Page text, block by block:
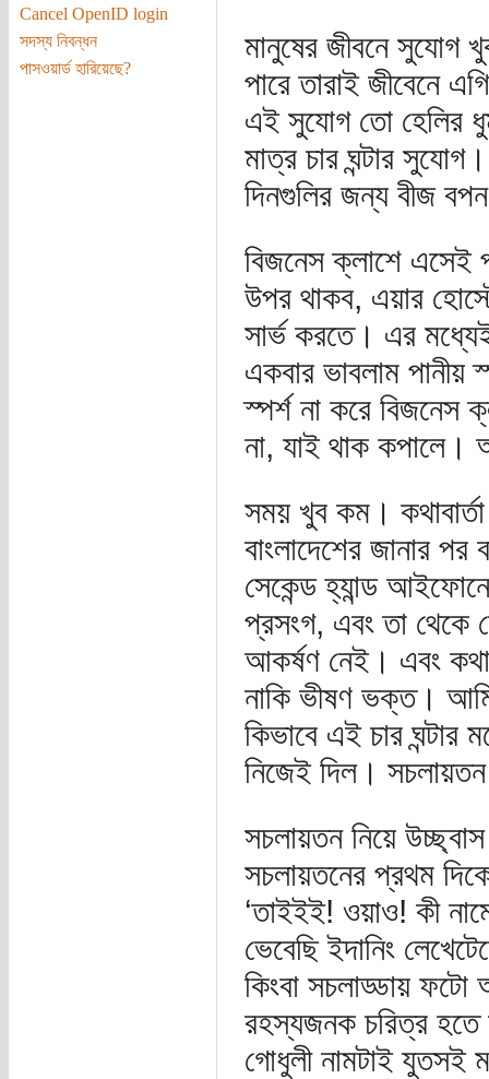
Cancel OpenID login
সদস্য নিবন্ধন
পাসওয়ার্ড হারিয়েছে?
মানুষের জীবনে সুযোগ
পারে তারাই জীবেনে
এই সুযোগ তো হেলির
মাত্র চার ঘন্টার
দিনগুলির জন্য বীজ
বিজনেস ক্লাশে এসেই
উপর থাকব, এয়ার
সার্ভ করতে। এর
একবার ভাবলাম পানীয়
স্পর্শ না করে বিজনেস
না, যাই থাক
সময় খুব কম।
বাংলাদেশের জানার পর
সেকেন্ড হ্যান্ড
প্রসংগ, এবং তা থেকে
আকর্ষণ নেই। এবং
নাকি ভীষণ ভক্ত।
কিভাবে এই চার ঘন্টার
নিজেই দিল।
সচলায়তন নিয়ে
সচলায়তনের প্রথম
‘তাইইই! ওয়াও! কী
ভেবেছি ইদানিং
কিংবা সচলাড্ডায়
রহস্যজনক চরিত্র হতে
গোধুলী নামটাই যুতসই